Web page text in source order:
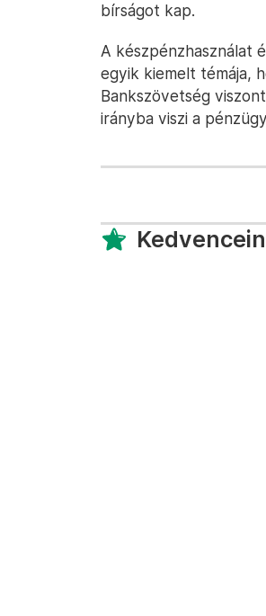
bírságot kap.
A készpénzhasználat
egyik kiemelt témája,
Bankszövetség viszont
irányba viszi a